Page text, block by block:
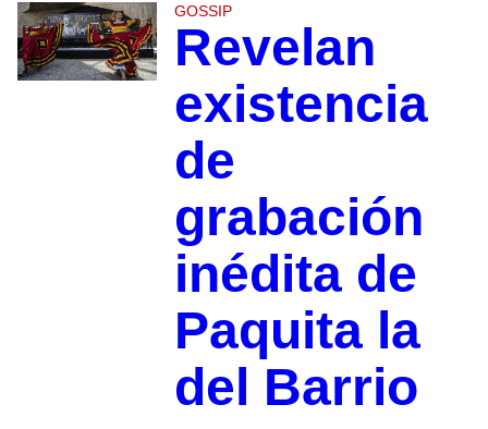
GOSSIP
Revelan
existencia
de
grabación
inédita de
Paquita la
del Barrio